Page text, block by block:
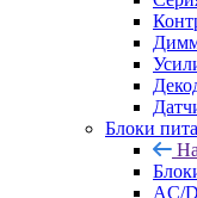
Блоки
AC/